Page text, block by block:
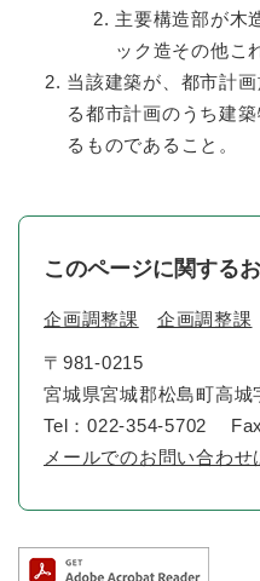
主要構造部が木
ック造その他こ
当該建築が、都市計
る都市計画のうち建
るものであること。
このページに関する
企画調整課 企画調整課
〒981-0215
宮城県宮城郡松島町高
Tel：022-354-5702
メールでのお問い合わせ